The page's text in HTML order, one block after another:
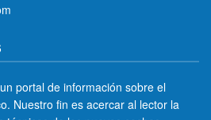
portal de información sobre el
Nuestro fin es acercar al lector la